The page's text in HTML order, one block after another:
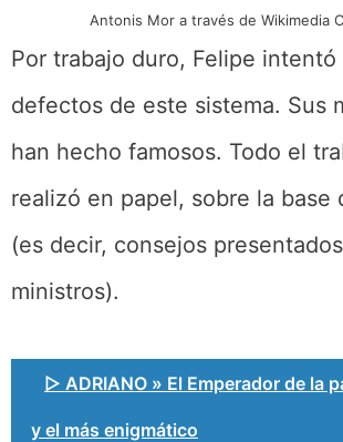
Antonis Mor a través de Wikimedia
Por trabajo duro, Felipe intentó
defectos de este sistema. Sus
han hecho famosos. Todo el
realizó en papel, sobre la base
(es decir, consejos
ministros).
▷ ADRIANO » El Emperador de la
y el más enigmático